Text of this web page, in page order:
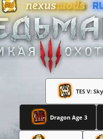
TES V:
Dragon Age 3